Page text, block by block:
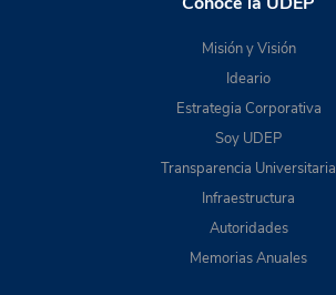
Misión y Visión
Ideario
Estrategia Corporativa
Soy UDEP
Transparencia Universitaria
Infraestructura
Autoridades
Memorias Anuales